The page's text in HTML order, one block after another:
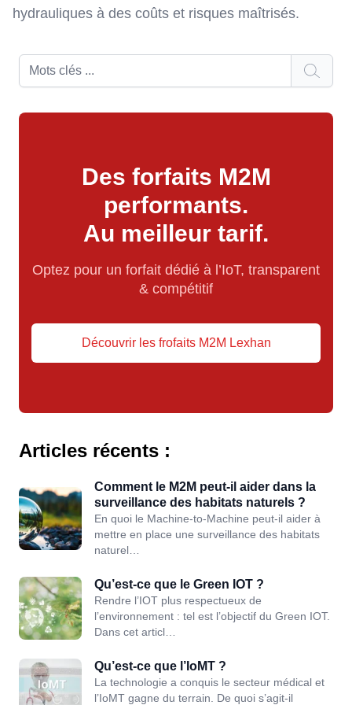
hydrauliques à des coûts et risques maîtrisés.
Des forfaits M2M
performants.
Au meilleur tarif.
Optez pour un forfait dédié à l’IoT, transparent
& compétitif
Découvrir les frofaits M2M Lexhan
Articles récents :
Comment le M2M peut-il aider dans la
surveillance des habitats naturels ?
En quoi le Machine-to-Machine peut-il aider à
mettre en place une surveillance des habitats
naturel…
Qu’est-ce que le Green IOT ?
Rendre l’IOT plus respectueux de
l’environnement : tel est l’objectif du Green IOT.
Dans cet articl…
Qu’est-ce que l’IoMT ?
La technologie a conquis le secteur médical et
l’IoMT gagne du terrain. De quoi s’agit-il